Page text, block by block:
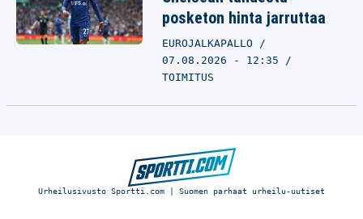
posketon hinta jarruttaa
EUROJALKAPALLO
07.08.2026 - 12:35
TOIMITUS
Urheilusivusto Sportti.com | Suomen parhaat urheilu-uutiset